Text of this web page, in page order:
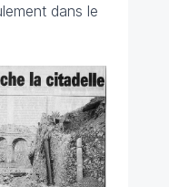
dans le